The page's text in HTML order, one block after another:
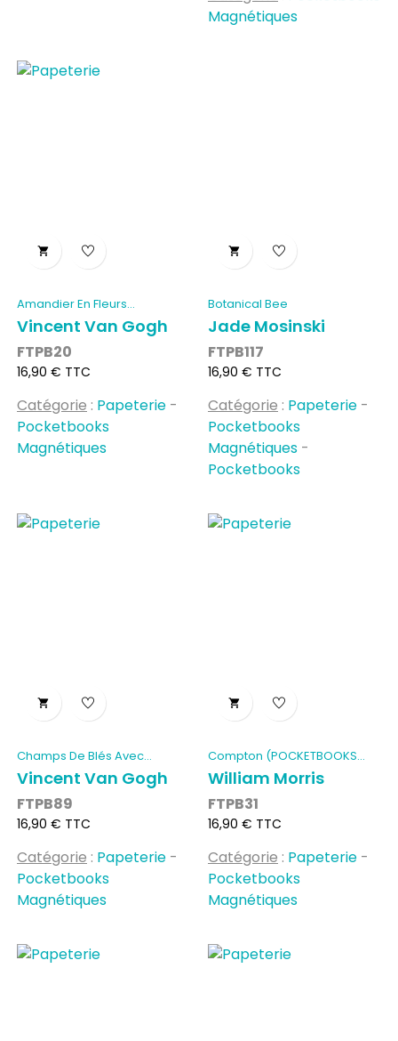
Magnétiques

Amandier En Fleurs...
Vincent Van Gogh
FTPB20
Prix
16,90 € TTC
Catégorie : Papeterie -
Pocketbooks
Magnétiques

Botanical Bee
Jade Mosinski
FTPB117
Prix
16,90 € TTC
Catégorie : Papeterie -
Pocketbooks
Magnétiques -
Pocketbooks

Champs De Blés Avec
Cyprès...
Vincent Van Gogh
FTPB89
Prix
16,90 € TTC
Catégorie : Papeterie -
Pocketbooks
Magnétiques

Compton (POCKETBOOKS...
William Morris
FTPB31
Prix
16,90 € TTC
Catégorie : Papeterie -
Pocketbooks
Magnétiques